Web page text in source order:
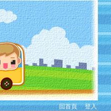
回首頁、登入